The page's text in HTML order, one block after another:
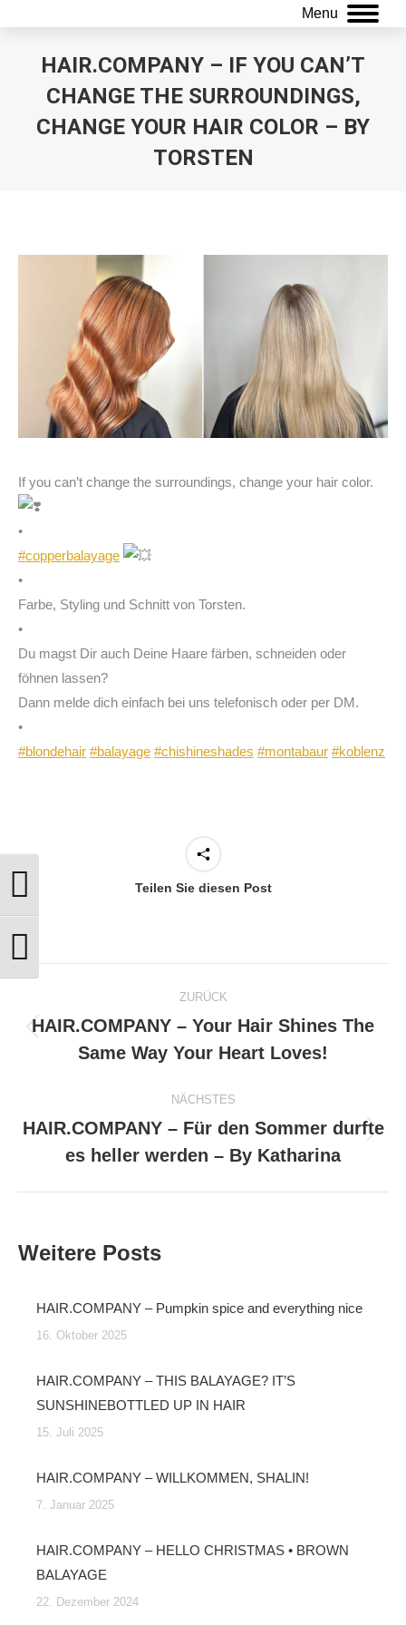
Umschalten auf hohe Kontraste
Menu
HAIR.COMPANY – IF YOU CAN’T
CHANGE THE SURROUNDINGS,
CHANGE YOUR HAIR COLOR – BY
TORSTEN
If you can’t change the surroundings, change your hair color.
•
#copperbalayage
•
Farbe, Styling und Schnitt von Torsten.
•
Du magst Dir auch Deine Haare färben, schneiden oder
föhnen lassen?
Dann melde dich einfach bei uns telefonisch oder per DM.
•
#blondehair #balayage #chishineshades #montabaur #koblenz
Teilen Sie diesen Post
Kommentarnavigation
ZURÜCK
Beitrag:
HAIR.COMPANY – Your Hair Shines The
Same Way Your Heart Loves!
NÄCHSTES
Beitrag:
HAIR.COMPANY – Für den Sommer durfte
es heller werden – By Katharina
Weitere Posts
HAIR.COMPANY – Pumpkin spice and everything nice
16. Oktober 2025
HAIR.COMPANY – THIS BALAYAGE? IT’S
SUNSHINEBOTTLED UP IN HAIR
15. Juli 2025
HAIR.COMPANY – WILLKOMMEN, SHALIN!
7. Januar 2025
HAIR.COMPANY – HELLO CHRISTMAS • BROWN
BALAYAGE
22. Dezember 2024